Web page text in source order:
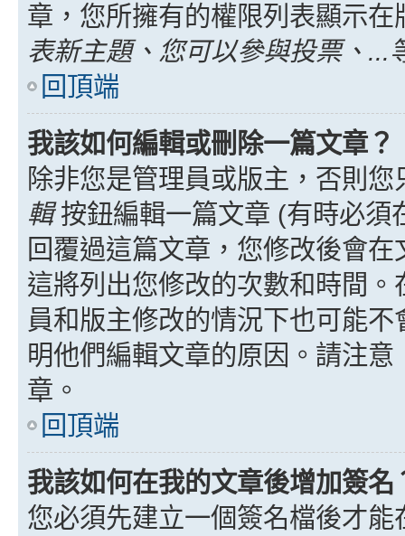
章，您所擁有的權限列表顯示
表新主題、您可以參與投票、...
回頂端
我該如何編輯或刪除一篇文章？
除非您是管理員或版主，否則
輯按鈕編輯一篇文章 (有時必須
回覆過這篇文章，您修改後會
這將列出您修改的次數和時間
員和版主修改的情況下也可能
明他們編輯文章的原因。請注
章。
回頂端
我該如何在我的文章後增加簽名
您必須先建立一個簽名檔後才